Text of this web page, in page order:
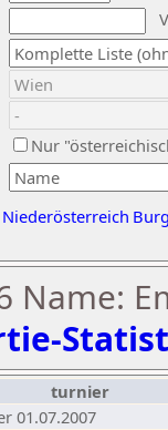
Nur
Niederösterreich
Name:
turnier
01.07.2007